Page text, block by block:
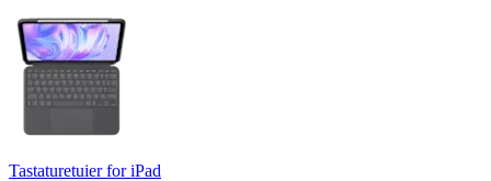
Tastaturetuier for iPad